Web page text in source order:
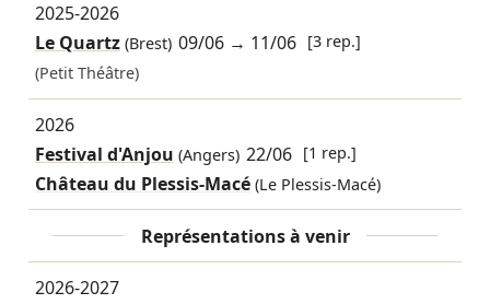
2025-2026
Le Quartz(Brest) 09/06 → 11/06 [3 rep.]
(Petit Théâtre)
2026
Festival d'Anjou (Angers) 22/06 [1 rep.]
Château du Plessis-Macé (Le Plessis-Macé)
Représentations à venir
2026-2027